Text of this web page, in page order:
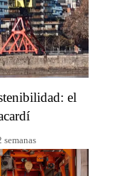
el
semanas